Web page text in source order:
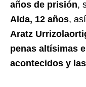
años de prisión,
Alda, 12 años,
Aratz
penas altísimas
acontecidos y